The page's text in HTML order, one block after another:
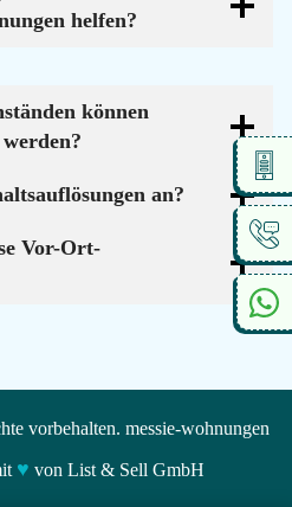
helfen?
können
an?
Vor-Ort-
vorbehalten. messie-wohnungen
♥ von List & Sell GmbH